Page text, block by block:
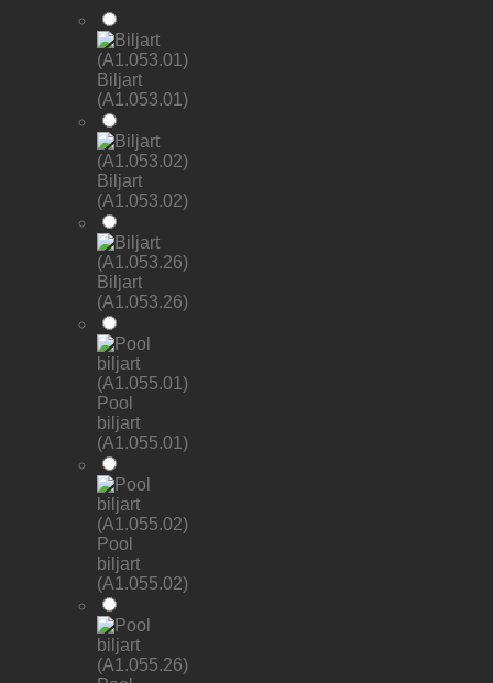
Biljart
(A1.053.01)
Biljart
(A1.053.02)
Biljart
(A1.053.26)
Pool
biljart
(A1.055.01)
Pool
biljart
(A1.055.02)